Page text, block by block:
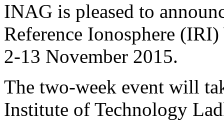
INAG is pleased to
Reference Ionosphere
2-13 November 2015.
The two-week event will
Institute of Technology